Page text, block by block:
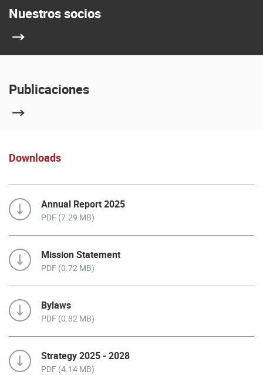
Nuestros socios
Publicaciones
Downloads
Annual Report 2025
PDF (7.29 MB)
Mission Statement
PDF (0.72 MB)
Bylaws
PDF (0.82 MB)
Strategy 2025 - 2028
PDF (4.14 MB)